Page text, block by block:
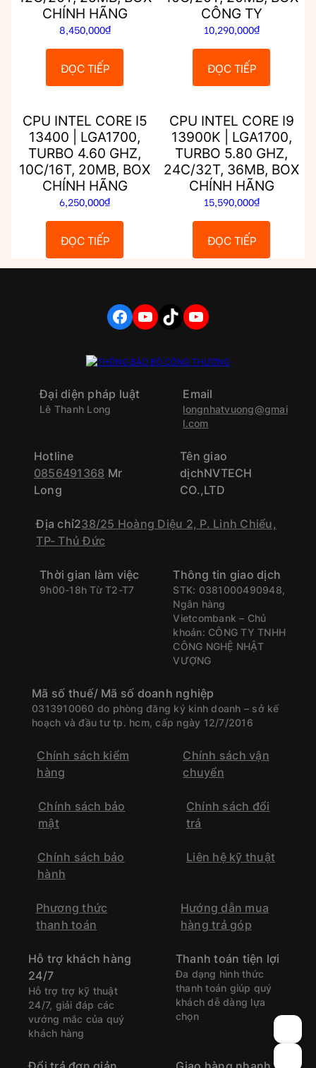
CHÍNH HÃNG
8,450,000₫
ĐỌC TIẾP
CÔNG TY
10,290,000₫
ĐỌC TIẾP
CPU INTEL CORE I5
13400 | LGA1700,
TURBO 4.60 GHZ,
10C/16T, 20MB, BOX
CHÍNH HÃNG
6,250,000₫
ĐỌC TIẾP
CPU INTEL CORE I9
13900K | LGA1700,
TURBO 5.80 GHZ,
24C/32T, 36MB, BOX
CHÍNH HÃNG
15,590,000₫
ĐỌC TIẾP
FACEBOOK YOUTUBE TIKTOK YOUTUBE
Đại diện pháp luật
Lê Thanh Long
Email
longnhatvuong@gmai
l.com
Hotline
0856491368 Mr
Long
Tên giao
dịchNVTECH
CO.,LTD
Địa chỉ238/25 Hoàng Diệu 2, P. Linh Chiểu,
TP- Thủ Đức
Thời gian làm việc
9h00-18h Từ T2-T7
Thông tin giao dịch
STK: 0381000490948,
Ngân hàng
Vietcombank – Chủ
khoản: CÔNG TY TNHH
CÔNG NGHỆ NHẬT
VƯỢNG
Mã số thuế/ Mã số doanh nghiệp
0313910060 do phòng đăng ký kinh doanh – sở kế
hoạch và đầu tư tp. hcm, cấp ngày 12/7/2016
Chính sách kiểm
hàng
Chính sách vận
chuyển
Chính sách bảo
mật
Chính sách đổi
trả
Chính sách bảo
hành
Liên hệ kỹ thuật
Phương thức
thanh toán
Hướng dẫn mua
hàng trả góp
Hỗ trợ khách hàng
24/7
Hỗ trợ trợ kỹ thuật
24/7, giải đáp các
vướng mắc của quý
khách hàng
Thanh toán tiện lợi
Đa dạng hình thức
thanh toán giúp quý
khách dễ dàng lựa
chọn